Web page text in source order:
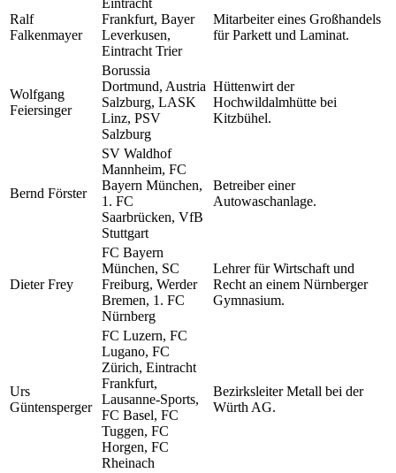
Ralf
Falkenmayer
Eintracht
Frankfurt, Bayer
Leverkusen,
Eintracht Trier
Mitarbeiter eines Großhandels
für Parkett und Laminat.
Wolfgang
Feiersinger
Borussia
Dortmund, Austria
Salzburg, LASK
Linz, PSV
Salzburg
Hüttenwirt der
Hochwildalmhütte bei
Kitzbühel.
Bernd Förster
SV Waldhof
Mannheim, FC
Bayern München,
1. FC
Saarbrücken, VfB
Stuttgart
Betreiber einer
Autowaschanlage.
Dieter Frey
FC Bayern
München, SC
Freiburg, Werder
Bremen, 1. FC
Nürnberg
Lehrer für Wirtschaft und
Recht an einem Nürnberger
Gymnasium.
Urs
Güntensperger
FC Luzern, FC
Lugano, FC
Zürich, Eintracht
Frankfurt,
Lausanne-Sports,
FC Basel, FC
Tuggen, FC
Horgen, FC
Rheinach
Bezirksleiter Metall bei der
Würth AG.